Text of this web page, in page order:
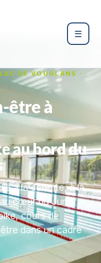
☰
DE VOUGLANS ·
être à
au bord du
à la détente, à la
cœur du Jura.
cours de
dans un cadre